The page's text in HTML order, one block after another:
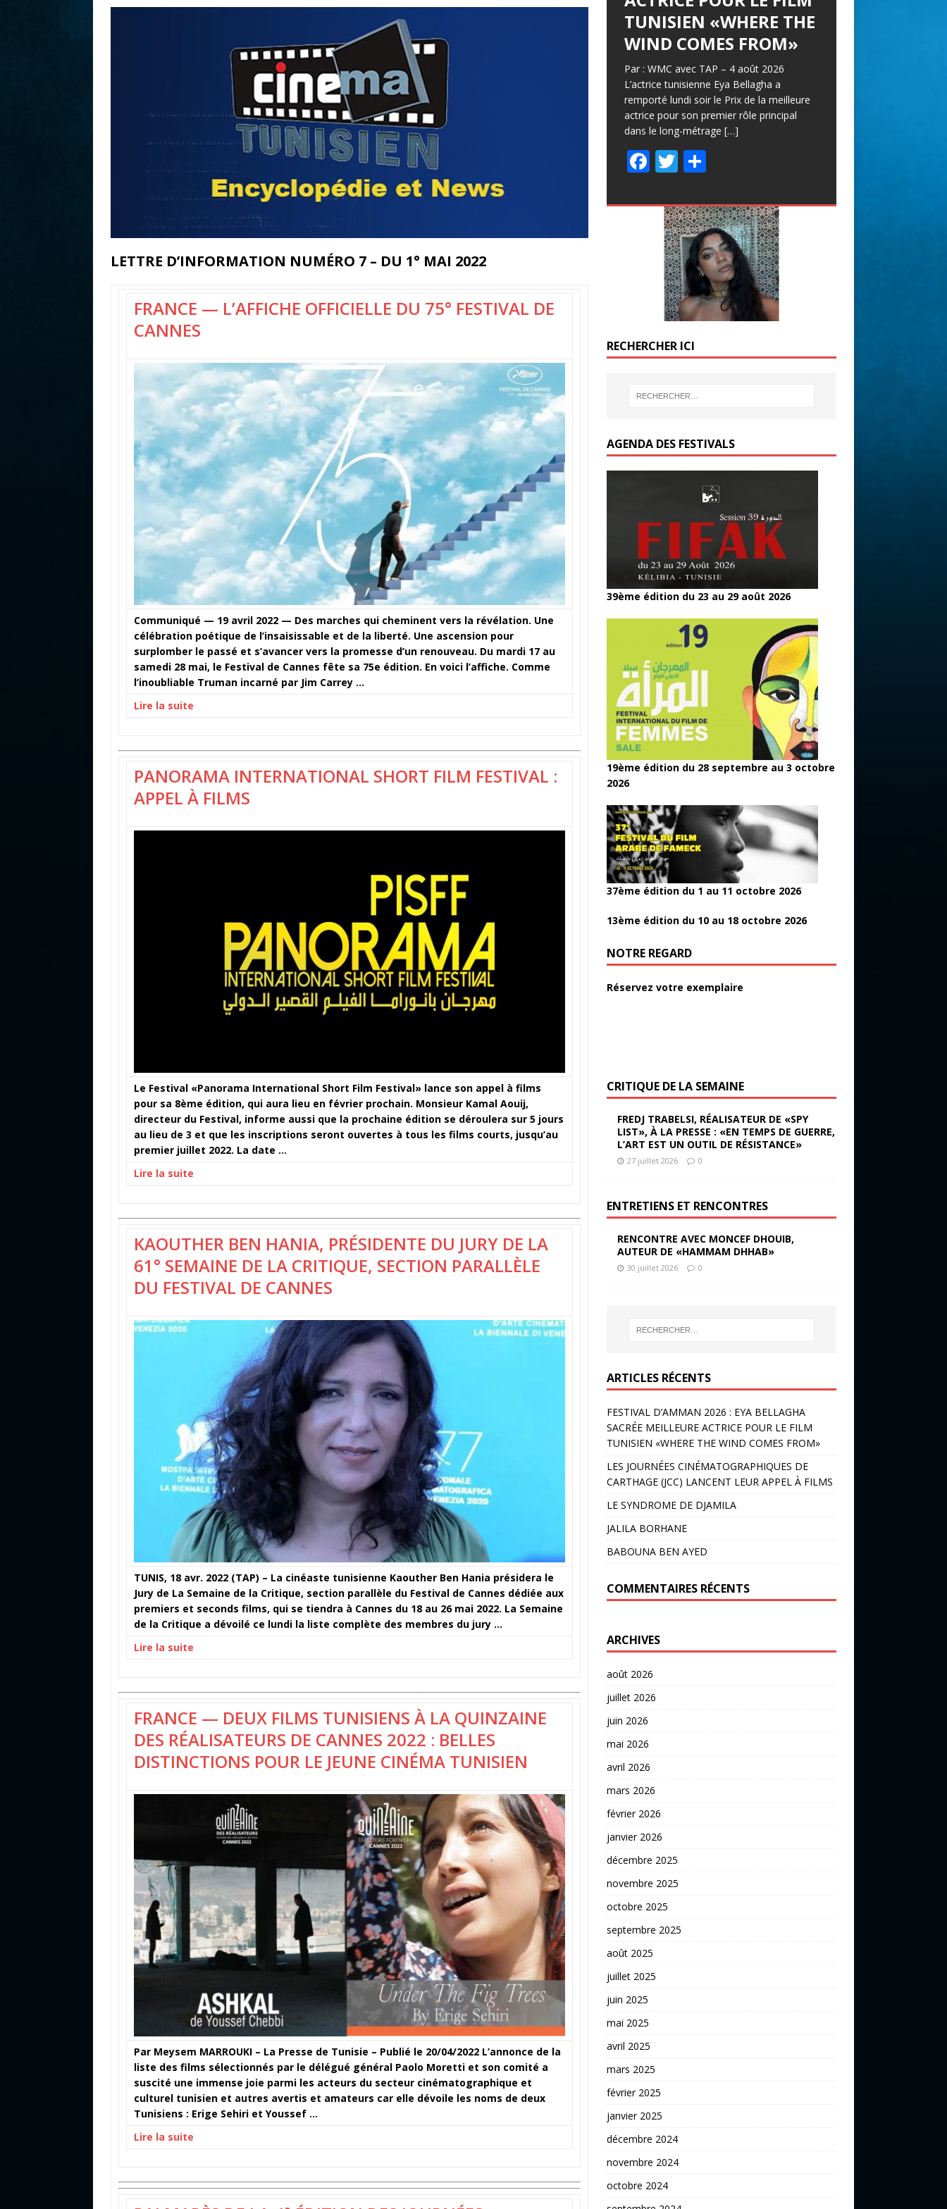
LETTRE D’INFORMATION NUMÉRO 7 – DU 1° MAI 2022
FRANCE — L’AFFICHE OFFICIELLE DU 75° FESTIVAL DE
CANNES
Communiqué — 19 avril 2022 — Des marches qui cheminent vers la révélation. Une
célébration poétique de l’insaisissable et de la liberté. Une ascension pour
surplomber le passé et s’avancer vers la promesse d’un renouveau. Du mardi 17 au
samedi 28 mai, le Festival de Cannes fête sa 75e édition. En voici l’affiche. Comme
l’inoubliable Truman incarné par Jim Carrey …
Lire la suite
PANORAMA INTERNATIONAL SHORT FILM FESTIVAL :
APPEL À FILMS
Le Festival «Panorama International Short Film Festival» lance son appel à films
pour sa 8ème édition, qui aura lieu en février prochain. Monsieur Kamal Aouij,
directeur du Festival, informe aussi que la prochaine édition se déroulera sur 5 jours
au lieu de 3 et que les inscriptions seront ouvertes à tous les films courts, jusqu’au
premier juillet 2022. La date …
Lire la suite
KAOUTHER BEN HANIA, PRÉSIDENTE DU JURY DE LA
61° SEMAINE DE LA CRITIQUE, SECTION PARALLÈLE
DU FESTIVAL DE CANNES
TUNIS, 18 avr. 2022 (TAP) – La cinéaste tunisienne Kaouther Ben Hania présidera le
Jury de La Semaine de la Critique, section parallèle du Festival de Cannes dédiée aux
premiers et seconds films, qui se tiendra à Cannes du 18 au 26 mai 2022. La Semaine
de la Critique a dévoilé ce lundi la liste complète des membres du jury …
Lire la suite
FRANCE — DEUX FILMS TUNISIENS À LA QUINZAINE
DES RÉALISATEURS DE CANNES 2022 : BELLES
DISTINCTIONS POUR LE JEUNE CINÉMA TUNISIEN
Par Meysem MARROUKI – La Presse de Tunisie – Publié le 20/04/2022 L’annonce de la
liste des films sélectionnés par le délégué général Paolo Moretti et son comité a
suscité une immense joie parmi les acteurs du secteur cinématographique et
culturel tunisien et autres avertis et amateurs car elle dévoile les noms de deux
Tunisiens : Erige Sehiri et Youssef …
Lire la suite
TUNISIEN «WHERE THE
WIND COMES FROM»
Par : WMC avec TAP – 4 août 2026
L’actrice tunisienne Eya Bellagha a
remporté lundi soir le Prix de la meilleure
actrice pour son premier rôle principal
dans le long-métrage […]
F
e
T
itt
er
P
ta
g
er
À FILMS
Lequotidien – mercredi 5 août 2026 Les
inscriptions à la 37° édition sont ouvertes
jusqu’au 15 septembre, en prélude à un
rendez-vous qui célébrera les 60 ans du
festival. Le
F
ac
b
T
w
er
P
ar
g
er
RECHERCHER ICI
AGENDA DES FESTIVALS
39ème édition du 23 au 29 août 2026
19ème édition du 28 septembre au 3 octobre
2026
37ème édition du 1 au 11 octobre 2026
13ème édition du 10 au 18 octobre 2026
NOTRE REGARD
Réservez votre exemplaire
CRITIQUE DE LA SEMAINE
FREDJ TRABELSI, RÉALISATEUR DE «SPY
LIST», À LA PRESSE : «EN TEMPS DE GUERRE,
L’ART EST UN OUTIL DE RÉSISTANCE»
27 juillet 2026 0
ENTRETIENS ET RENCONTRES
RENCONTRE AVEC MONCEF DHOUIB,
AUTEUR DE «HAMMAM DHHAB»
30 juillet 2026 0
ARTICLES RÉCENTS
FESTIVAL D’AMMAN 2026 : EYA BELLAGHA
SACRÉE MEILLEURE ACTRICE POUR LE FILM
TUNISIEN «WHERE THE WIND COMES FROM»
LES JOURNÉES CINÉMATOGRAPHIQUES DE
CARTHAGE (JCC) LANCENT LEUR APPEL À FILMS
LE SYNDROME DE DJAMILA
JALILA BORHANE
BABOUNA BEN AYED
COMMENTAIRES RÉCENTS
ARCHIVES
août 2026
juillet 2026
juin 2026
mai 2026
avril 2026
mars 2026
février 2026
janvier 2026
décembre 2025
novembre 2025
octobre 2025
septembre 2025
août 2025
juillet 2025
juin 2025
mai 2025
avril 2025
mars 2025
février 2025
janvier 2025
décembre 2024
novembre 2024
octobre 2024